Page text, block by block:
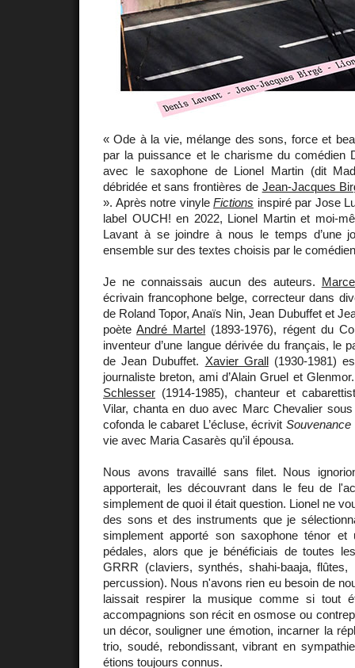
« Ode à la vie, mélange des sons, force et
par la puissance et le charisme du comédien
avec le saxophone de Lionel Martin (dit
débridée et sans frontières de Jean-Jacques
». Après notre vinyle Fictions inspiré par Jose
label OUCH! en 2022, Lionel Martin et moi-
Lavant à se joindre à nous le temps d’une
ensemble sur des textes choisis par le
Je ne connaissais aucun des auteurs.
écrivain francophone belge, correcteur dans
de Roland Topor, Anaïs Nin, Jean Dubuffet et
poèteAndré Martel (1893-1976), régent du
inventeur d’une langue dérivée du français, le
de Jean Dubuffet. Xavier Grall(1930-1981)
journaliste breton, ami d’Alain Gruel et
Schlesser (1914-1985), chanteur et
Vilar, chanta en duo avec Marc Chevalier
cofonda le cabaret L’écluse, écrivit Souvenance
vie avec Maria Casarès qu’il épousa.
Nous avons travaillé sans filet. Nous
apporterait, les découvrant dans le feu de
simplement de quoi il était question. Lionel ne
des sons et des instruments que je
simplement apporté son saxophone ténor et
pédales, alors que je bénéficiais de toutes
GRRR (claviers, synthés, shahi-baaja, flûtes,
percussion). Nous n'avons rien eu besoin de
laissait respirer la musique comme si tout
accompagnions son récit en osmose ou
un décor, souligner une émotion, incarner la
trio, soudé, rebondissant, vibrant en
étions toujours connus.